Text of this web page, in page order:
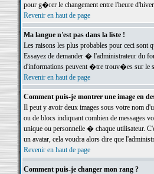
pour g�rer le changement entre l'heure
Revenir en haut de page
Ma langue n'est pas dans la liste !
Les raisons les plus probables pour ceci sont
Essayez de demander � l'administrateur du
d'informations peuvent �tre trouv�es sur le
Revenir en haut de page
Comment puis-je montrer une image en
Il peut y avoir deux images sous votre nom
ou de blocs indiquant combien de messages
unique ou personnelle � chaque utilisateur.
un avatar, cela voudra alors dire que
Revenir en haut de page
Comment puis-je changer mon rang ?